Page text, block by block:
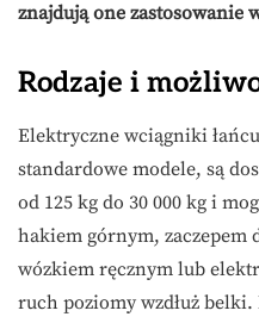
znajdują one zastosowanie
Rodzaje i
Elektryczne wciągniki
standardowe modele, są
od 125 kg do 30 000 kg i
hakiem górnym, zaczepem
wózkiem ręcznym lub
ruch poziomy wzdłuż